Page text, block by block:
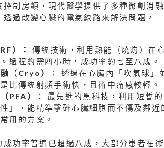
控制房顫，現代醫學提供了多種微創消
過改變心臟的電氣線路來解決問題。
）：
傳統技術，利用熱能（燒灼）在
過程約需四小時，成功率約七至八成。
（Cryo）
： 透過在心臟內「吹氣球
比傳統射頻手術快，且術中痛感較輕。
PFA）
： 最先進的黑科技，利用短暫
性」，能精準擊碎心臟細胞而不傷及鄰
用的方案。
成功率普遍已超過八成，大部分患者在